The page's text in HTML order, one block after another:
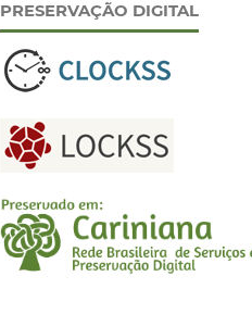
PRESERVAÇÃO DIGITAL